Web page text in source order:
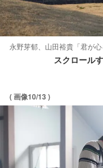
永野芽郁、山田裕貴「君が
スクロール
( 画像10/13 )